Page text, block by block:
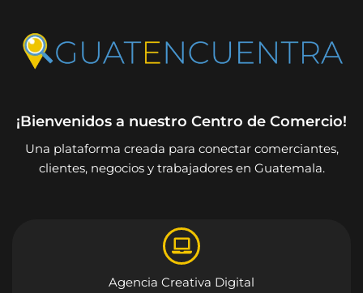
¡Bienvenidos a nuestro Centro de Comercio!
Una plataforma creada para conectar comerciantes,
clientes, negocios y trabajadores en Guatemala.
Agencia Creativa Digital